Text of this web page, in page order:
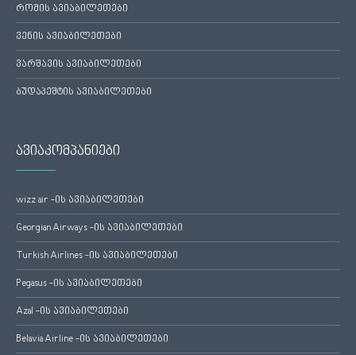
რომის ავიაბილეთები
ვენის ავიაბილეთები
ვარშავის ავიაბილეთები
ბუდაპეშტის ავიაბილეთები
ავიაკომპანიები
wizz air -ის ავიაბილეთები
Georgian Airways -ის ავიაბილეთები
Turkish Airlines -ის ავიაბილეთები
Pegasus -ის ავიაბილეთები
Azal -ის ავიაბილეთები
Belavia Airline -ის ავიაბილეთები